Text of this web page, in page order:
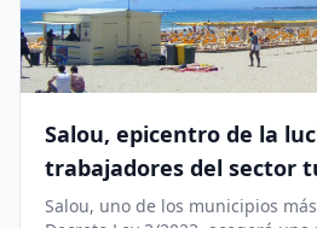
Salou, epicentro de la
trabajadores del sector
reúnen contra el
Salou, uno de los municipios